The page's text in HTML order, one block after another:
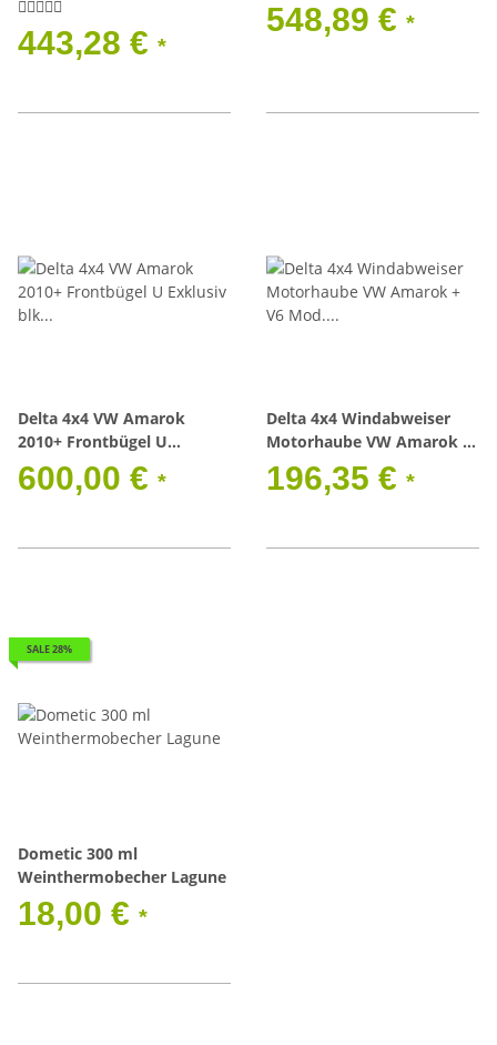
443,28 € *
548,89 € *
Delta 4x4 VW Amarok
2010+ Frontbügel U
Exklusiv blk Amar
600,00 € *
Delta 4x4 Windabweiser
Motorhaube VW Amarok +
V6 Mod. 09.10-/16-V6/19
mit ABE
196,35 € *
SALE 28%
Dometic 300 ml
Weinthermobecher Lagune
18,00 € *